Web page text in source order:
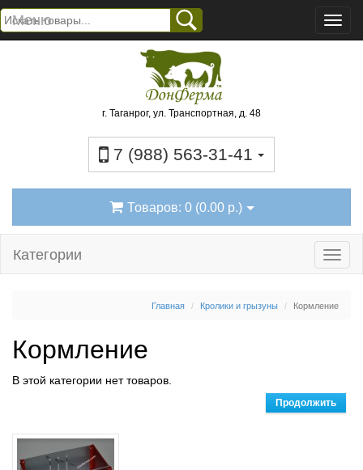
Меню
г. Таганрог, ул. Транспортная, д. 48
7 (988) 563-31-41
Товаров: 0 (0.00 р.)
Категории
Главная Кролики и грызуны Кормление
Кормление
В этой категории нет товаров.
Продолжить